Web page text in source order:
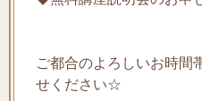
ご都合のよろしいお時間
せください☆